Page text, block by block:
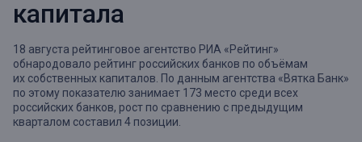
капитала
18 августа рейтинговое агентство РИА «Рейтинг»
обнародовало рейтинг российских банков по объёмам
их собственных капиталов. По данным агентства «Вятка Банк»
по этому показателю занимает 173 место среди всех
российских банков, рост по сравнению с предыдущим
кварталом составил 4 позиции.